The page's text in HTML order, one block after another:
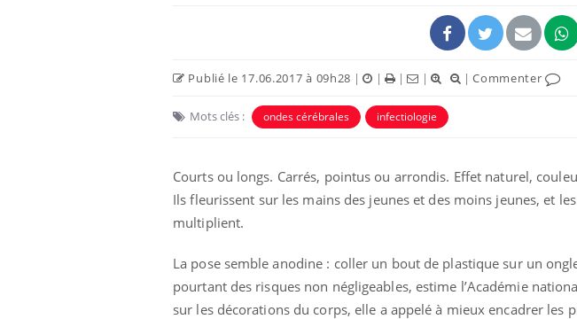
Publié le 17.06.2017 à 09h28 | | | | |Commenter
Mots clés : ondes cérébrales infectiologie
Courts ou longs. Carrés, pointus ou arrondis. Effet naturel,
Ils fleurissent sur les mains des jeunes et des moins jeunes, et
multiplient.
La pose semble anodine : coller un bout de plastique sur un
pourtant des risques non négligeables, estime l’Académie
sur les décorations du corps, elle a appelé à mieux encadrer les